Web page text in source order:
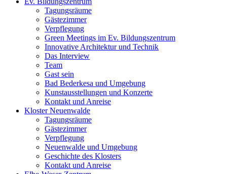
Tagungsräume
Gästezimmer
Verpflegung
Green Meetings im Ev. Bildungszentrum
Innovative Architektur und Technik
Das Interview
Team
Gast sein
Bad Bederkesa und Umgebung
Kunstausstellungen und Konzerte
Kontakt und Anreise
Kloster Neuenwalde
Tagungsräume
Gästezimmer
Verpflegung
Neuenwalde und Umgebung
Geschichte des Klosters
Kontakt und Anreise